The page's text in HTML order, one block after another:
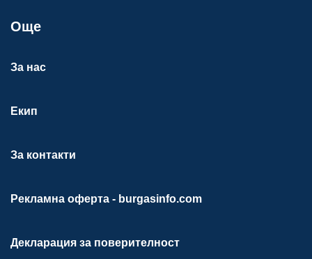
Още
За нас
Екип
За контакти
Рекламна оферта - burgasinfo.com
Декларация за поверителност